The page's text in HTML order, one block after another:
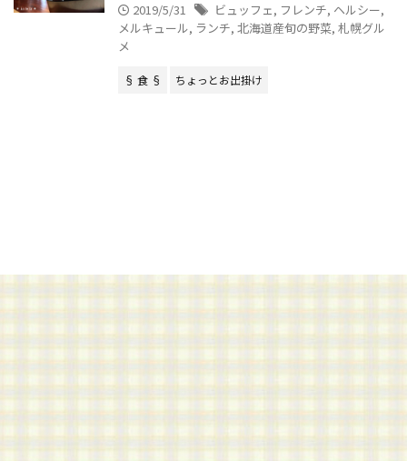
2019/5/31 ビュッフェ, フレンチ, ヘルシー,
メルキュール, ランチ, 北海道産旬の野菜, 札幌グル
メ
§ 食 § ちょっとお出掛け